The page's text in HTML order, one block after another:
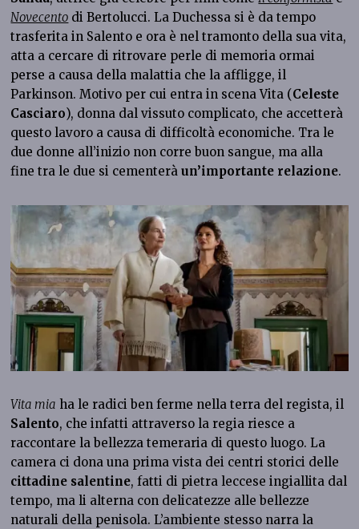
Novecento di Bertolucci. La Duchessa si è da tempo
trasferita in Salento e ora è nel tramonto della sua vita,
atta a cercare di ritrovare perle di memoria ormai
perse a causa della malattia che la affligge, il
Parkinson. Motivo per cui entra in scena Vita (Celeste
Casciaro), donna dal vissuto complicato, che accetterà
questo lavoro a causa di difficoltà economiche. Tra le
due donne all’inizio non corre buon sangue, ma alla
fine tra le due si cementeràun’importante relazione.
Vita mia ha le radici ben ferme nella terra del regista, il
Salento, che infatti attraverso la regia riesce a
raccontare la bellezza temeraria di questo luogo. La
camera ci dona una prima vista dei centri storici delle
cittadine salentine, fatti di pietra leccese ingiallita dal
tempo, ma li alterna con delicatezze alle bellezze
naturali della penisola. L’ambiente stesso narra la